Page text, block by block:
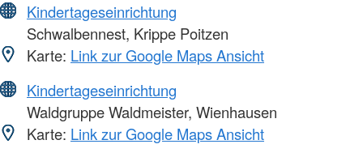
Kindertageseinrichtung
Schwalbennest, Krippe Poitzen
Karte: Link zur Google Maps Ansicht
Kindertageseinrichtung
Waldgruppe Waldmeister, Wienhausen
Karte: Link zur Google Maps Ansicht